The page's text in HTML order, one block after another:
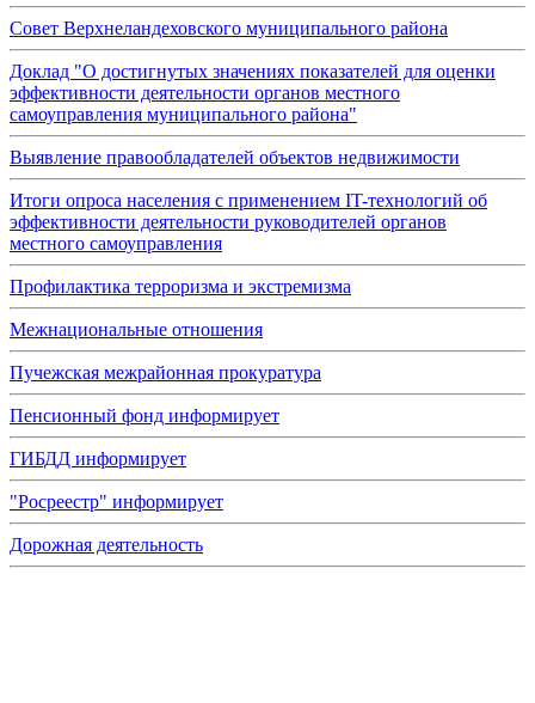
Совет Верхнеландеховского муниципального района
Доклад "О достигнутых значениях показателей для оценки
эффективности деятельности органов местного
самоуправления муниципального района"
Выявление правообладателей объектов недвижимости
Итоги опроса населения с применением IT-технологий об
эффективности деятельности руководителей органов
местного самоуправления
Профилактика терроризма и экстремизма
Межнациональные отношения
Пучежская межрайонная прокуратура
Пенсионный фонд информирует
ГИБДД информирует
"Росреестр" информирует
Дорожная деятельность